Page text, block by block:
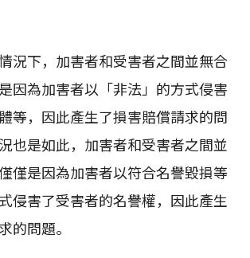
況下，加害者和受害者之間並無合
因為加害者以「非法」的方式侵害
等，因此產生了損害賠償請求的問
也是如此，加害者和受害者之間並
僅是因為加害者以符合名譽毀損等
侵害了受害者的名譽權，因此產生
的問題。